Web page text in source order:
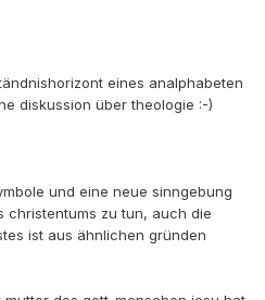
eines analphabeten
diskussion über theologie :-)
und eine neue sinngebung
christentums zu tun, auch die
ist aus ähnlichen gründen